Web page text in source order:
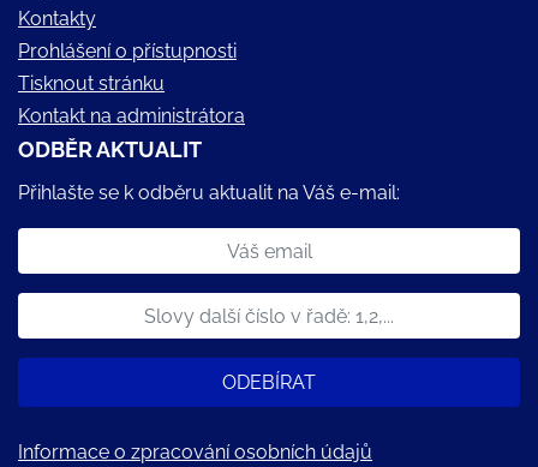
Kontakty
Prohlášení o přístupnosti
Tisknout stránku
Kontakt na administrátora
ODBĚR AKTUALIT
Přihlašte se k odběru aktualit na Váš e-mail:
ODEBÍRAT
Informace o zpracování osobních údajů